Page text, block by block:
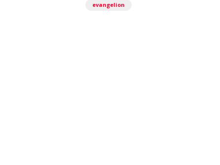
evangelion